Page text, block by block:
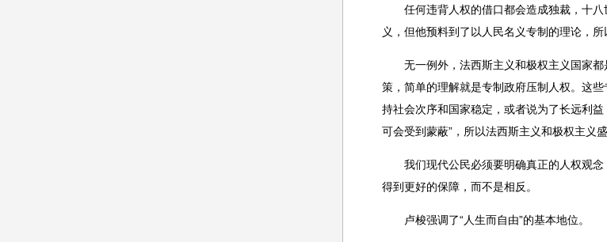
任何违背人权的借口都会造成独裁，十八
义，但他预料到了以人民名义专制的理论，
无一例外，法西斯主义和极权主义国家都
策，简单的理解就是专制政府压制人权。这
持社会次序和国家稳定，或者说为了长远利
可会受到蒙蔽”，所以法西斯主义和极权主义
我们现代公民必须要明确真正的人权观念
得到更好的保障，而不是相反。
卢梭强调了“人生而自由”的基本地位。